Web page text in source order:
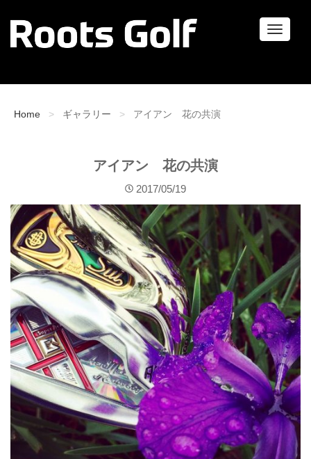
ナ
Home ギャラリー アイアン 花の共演
アイアン 花の共演
2017/05/19